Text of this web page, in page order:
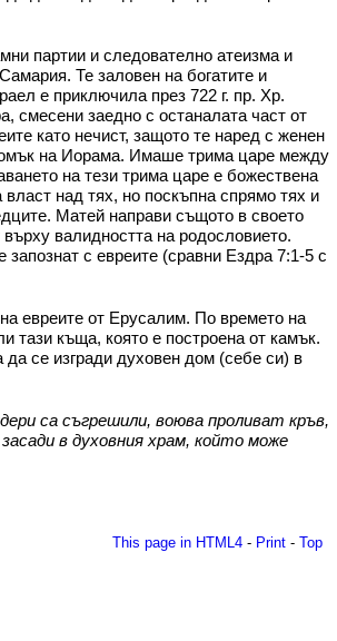
партии и следователно атеизма и
Те заловен на богатите и
е приключила през 722 г. пр. Хр.
смесени заедно с останалата част от
като нечист, защото те наред с женен
на Иорама. Имаше трима царе между
на тези трима царе е божествена
над тях, но поскъпна спрямо тях и
Матей направи същото в своето
валидността на родословието.
запознат с евреите (сравни Ездра 7:1-5 с
евреите от Ерусалим. По времето на
тази къща, която е построена от камък.
да се изгради духовен дом (себе си) в
са съгрешили, воюва проливат кръв,
в духовния храм, който може
This page in HTML4 - Print - Top